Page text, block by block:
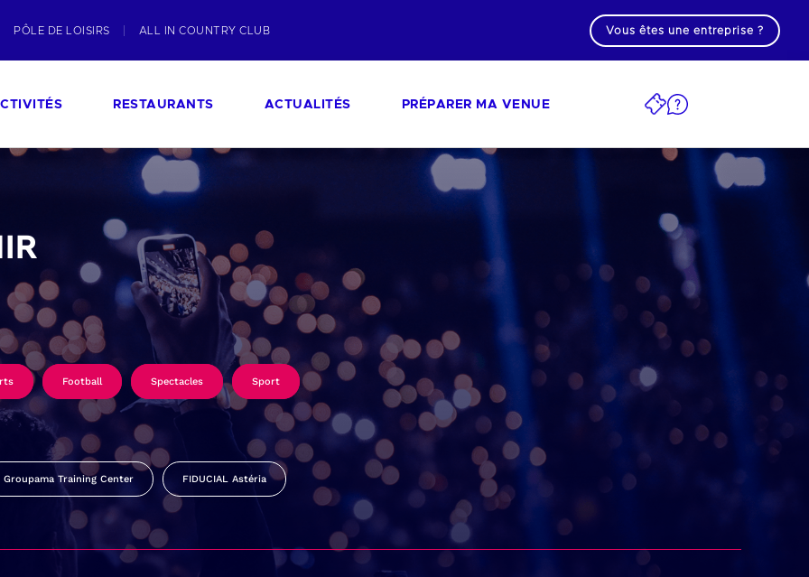
PÔLE DE LOISIRS ALL IN COUNTRY CLUB Vous êtes une entreprise ?
RESTAURANTS ACTUALITÉS PRÉPARER MA VENUE
Football Spectacles Sport
Groupama Training Center FIDUCIAL Astéria